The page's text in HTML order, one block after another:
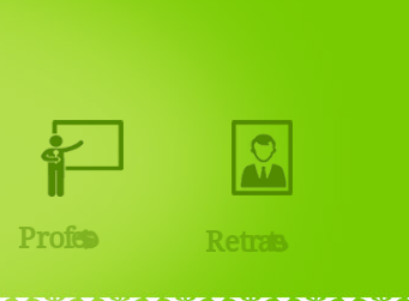
Profes Retrat